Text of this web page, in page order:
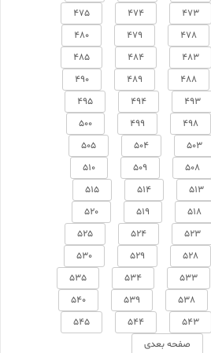
473
474
475
478
479
480
483
484
485
488
489
490
493
494
495
498
499
500
503
504
505
508
509
510
513
514
515
518
519
520
523
524
525
528
529
530
533
534
535
538
539
540
543
544
545
صفحه بعدی